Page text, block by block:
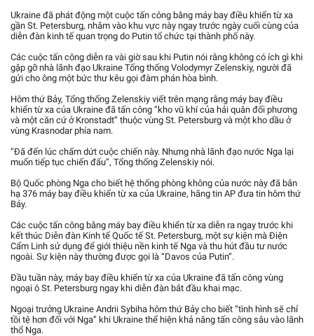
Ukraine đã phát động một cuộc tấn công bằng máy bay điều khiển từ xa
gần St. Petersburg, nhắm vào khu vực này ngay trước ngày cuối cùng của
diễn đàn kinh tế quan trọng do Putin tổ chức tại thành phố này.
Các cuộc tấn công diễn ra vài giờ sau khi Putin nói rằng không có ích gì khi
gặp gỡ nhà lãnh đạo Ukraine Tổng thống Volodymyr Zelenskiy, người đã
gửi cho ông một bức thư kêu gọi đàm phán hòa bình.
Hôm thứ Bảy, Tổng thống Zelenskiy viết trên mạng rằng máy bay điều
khiển từ xa của Ukraine đã tấn công “kho vũ khí của hải quân đối phương
và một căn cứ ở Kronstadt” thuộc vùng St. Petersburg và một kho dầu ở
vùng Krasnodar phía nam.
“Đã đến lúc chấm dứt cuộc chiến này. Nhưng nhà lãnh đạo nước Nga lại
muốn tiếp tục chiến đấu”, Tổng thống Zelenskiy nói.
Bộ Quốc phòng Nga cho biết hệ thống phòng không của nước này đã bắn
hạ 376 máy bay điều khiển từ xa của Ukraine, hãng tin AP đưa tin hôm thứ
Bảy.
Các cuộc tấn công bằng máy bay điều khiển từ xa diễn ra ngay trước khi
kết thúc Diễn đàn Kinh tế Quốc tế St. Petersburg, một sự kiện mà Điện
Cẩm Linh sử dụng để giới thiệu nền kinh tế Nga và thu hút đầu tư nước
ngoài. Sự kiện này thường được gọi là “Davos của Putin”.
Đầu tuần này, máy bay điều khiển từ xa của Ukraine đã tấn công vùng
ngoại ô St. Petersburg ngay khi diễn đàn bắt đầu khai mạc.
Ngoại trưởng Ukraine Andrii Sybiha hôm thứ Bảy cho biết “tình hình sẽ chỉ
tồi tệ hơn đối với Nga” khi Ukraine thể hiện khả năng tấn công sâu vào lãnh
thổ Nga.